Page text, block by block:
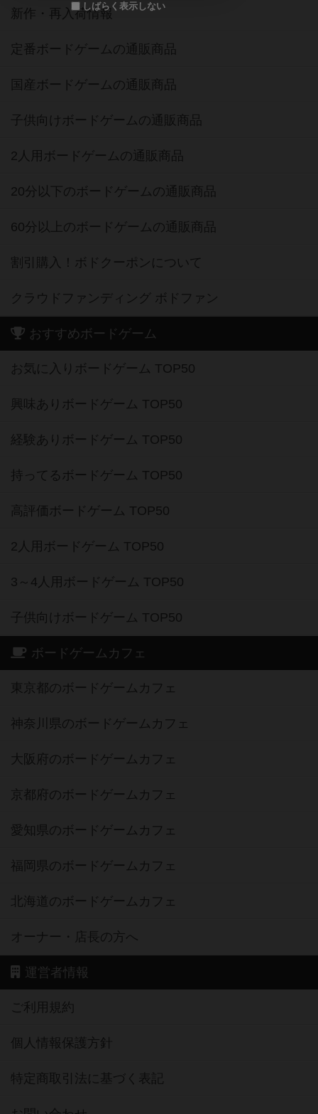
しばらく表示しない
新作・再入荷情報
定番ボードゲームの通販商品
国産ボードゲームの通販商品
子供向けボードゲームの通販商品
2人用ボードゲームの通販商品
20分以下のボードゲームの通販商品
60分以上のボードゲームの通販商品
割引購入！ボドクーポンについて
クラウドファンディング ボドファン
おすすめボードゲーム
お気に入りボードゲーム TOP50
興味ありボードゲーム TOP50
経験ありボードゲーム TOP50
持ってるボードゲーム TOP50
高評価ボードゲーム TOP50
2人用ボードゲーム TOP50
3～4人用ボードゲーム TOP50
子供向けボードゲーム TOP50
ボードゲームカフェ
東京都のボードゲームカフェ
神奈川県のボードゲームカフェ
大阪府のボードゲームカフェ
京都府のボードゲームカフェ
愛知県のボードゲームカフェ
福岡県のボードゲームカフェ
北海道のボードゲームカフェ
オーナー・店長の方へ
運営者情報
ご利用規約
個人情報保護方針
特定商取引法に基づく表記